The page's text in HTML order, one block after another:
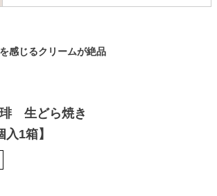
感じるクリームが絶品
生どら焼き
1箱】